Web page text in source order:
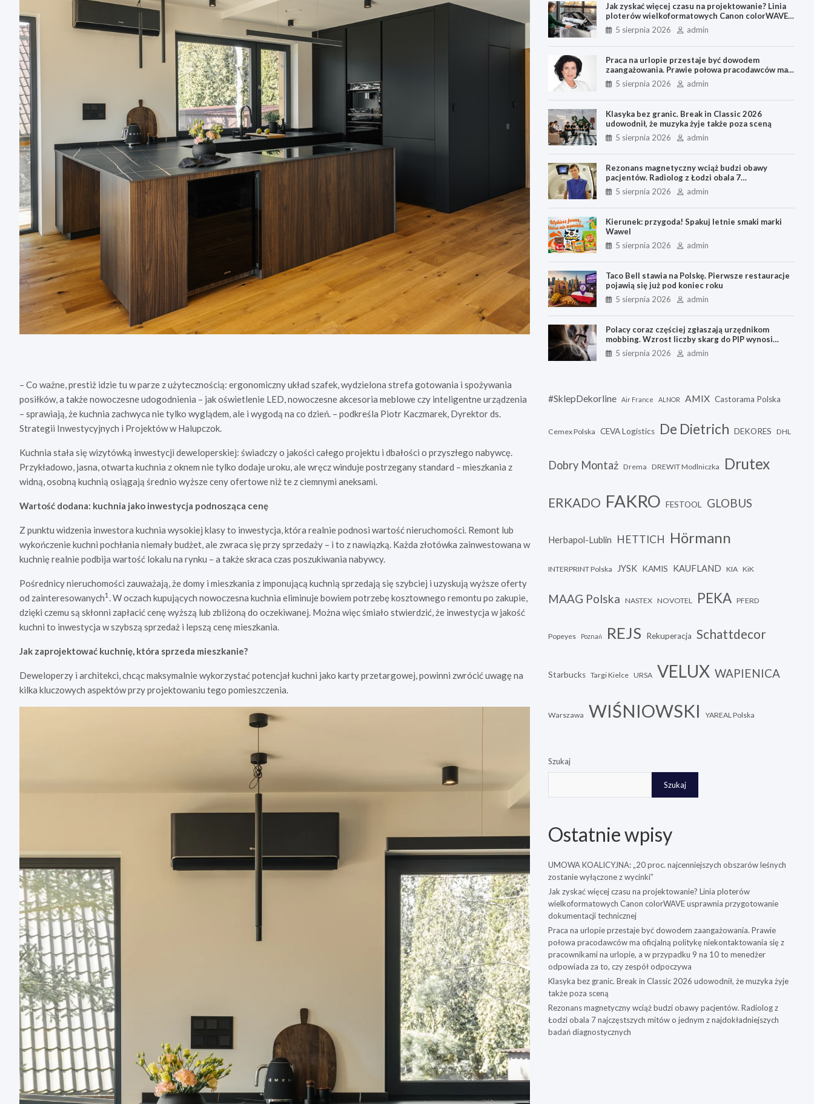
– Co ważne, prestiż idzie tu w parze z użytecznością: ergonomiczny układ szafek, wydzielona strefa gotowania i spożywania
posiłków, a także nowoczesne udogodnienia – jak oświetlenie LED, nowoczesne akcesoria meblowe czy inteligentne urządzenia
– sprawiają, że kuchnia zachwyca nie tylko wyglądem, ale i wygodą na co dzień. – podkreśla Piotr Kaczmarek, Dyrektor ds.
Strategii Inwestycyjnych i Projektów w Halupczok.
Kuchnia stała się wizytówką inwestycji deweloperskiej: świadczy o jakości całego projektu i dbałości o przyszłego nabywcę.
Przykładowo, jasna, otwarta kuchnia z oknem nie tylko dodaje uroku, ale wręcz winduje postrzegany standard – mieszkania z
widną, osobną kuchnią osiągają średnio wyższe ceny ofertowe niż te z ciemnymi aneksami.
Wartość dodana: kuchnia jako inwestycja podnosząca cenę
Z punktu widzenia inwestora kuchnia wysokiej klasy to inwestycja, która realnie podnosi wartość nieruchomości. Remont lub
wykończenie kuchni pochłania niemały budżet, ale zwraca się przy sprzedaży – i to z nawiązką. Każda złotówka zainwestowana w
kuchnię realnie podbija wartość lokalu na rynku – a także skraca czas poszukiwania nabywcy.
Pośrednicy nieruchomości zauważają, że domy i mieszkania z imponującą kuchnią sprzedają się szybciej i uzyskują wyższe oferty
od zainteresowanych1 . W oczach kupujących nowoczesna kuchnia eliminuje bowiem potrzebę kosztownego remontu po zakupie,
dzięki czemu są skłonni zapłacić cenę wyższą lub zbliżoną do oczekiwanej. Można więc śmiało stwierdzić, że inwestycja w jakość
kuchni to inwestycja w szybszą sprzedaż i lepszą cenę mieszkania.
Jak zaprojektować kuchnię, która sprzeda mieszkanie?
Deweloperzy i architekci, chcąc maksymalnie wykorzystać potencjał kuchni jako karty przetargowej, powinni zwrócić uwagę na
kilka kluczowych aspektów przy projektowaniu tego pomieszczenia.
Jak zyskać więcej czasu na projektowanie? Linia
ploterów wielkoformatowych Canon colorWAVE
usprawnia przygotowanie dokumentacji
technicznej
5 sierpnia 2026 admin
Praca na urlopie przestaje być dowodem
zaangażowania. Prawie połowa pracodawców ma
oficjalną politykę niekontaktowania się z
pracownikami na urlopie, a w przypadku 9 na 10
to menedżer odpowiada za to, czy zespół
5 sierpnia 2026 admin
Klasyka bez granic. Break in Classic 2026
udowodnił, że muzyka żyje także poza sceną
5 sierpnia 2026
admin
Rezonans magnetyczny wciąż budzi obawy
pacjentów. Radiolog z Łodzi obala 7
najczęstszych mitów o jednym z
najdokładniejszych badań diagnostycznych
5 sierpnia 2026 admin
Kierunek: przygoda! Spakuj letnie smaki marki
Wawel
5 sierpnia 2026
admin
Taco Bell stawia na Polskę. Pierwsze restauracje
pojawią się już pod koniec roku
5 sierpnia 2026
admin
Polacy coraz częściej zgłaszają urzędnikom
mobbing. Wzrost liczby skarg do PIP wynosi
blisko 8 proc. rdr.
5 sierpnia 2026 admin
#SklepDekorline Air France ALNOR AMIX Castorama Polska
Cemex Polska CEVA Logistics De Dietrich DEKORES DHL
Dobry Montaż Drema DREWIT Modlniczka Drutex
ERKADO FAKRO FESTOOL GLOBUS
Herbapol-Lublin HETTICH Hörmann
INTERPRINT Polska JYSK KAMIS KAUFLAND KIA KiK
MAAG Polska NASTEX NOVOTEL PEKA PFERD
Popeyes Poznań REJS Rekuperacja Schattdecor
Starbucks Targi Kielce URSA VELUX WAPIENICA
Warszawa WIŚNIOWSKI YAREAL Polska
Szukaj
Szukaj
Ostatnie wpisy
UMOWA KOALICYJNA: „20 proc. najcenniejszych obszarów leśnych
zostanie wyłączone z wycinki”
Jak zyskać więcej czasu na projektowanie? Linia ploterów
wielkoformatowych Canon colorWAVE usprawnia przygotowanie
dokumentacji technicznej
Praca na urlopie przestaje być dowodem zaangażowania. Prawie
połowa pracodawców ma oficjalną politykę niekontaktowania się z
pracownikami na urlopie, a w przypadku 9 na 10 to menedżer
odpowiada za to, czy zespół odpoczywa
Klasyka bez granic. Break in Classic 2026 udowodnił, że muzyka żyje
także poza sceną
Rezonans magnetyczny wciąż budzi obawy pacjentów. Radiolog z
Łodzi obala 7 najczęstszych mitów o jednym z najdokładniejszych
badań diagnostycznych